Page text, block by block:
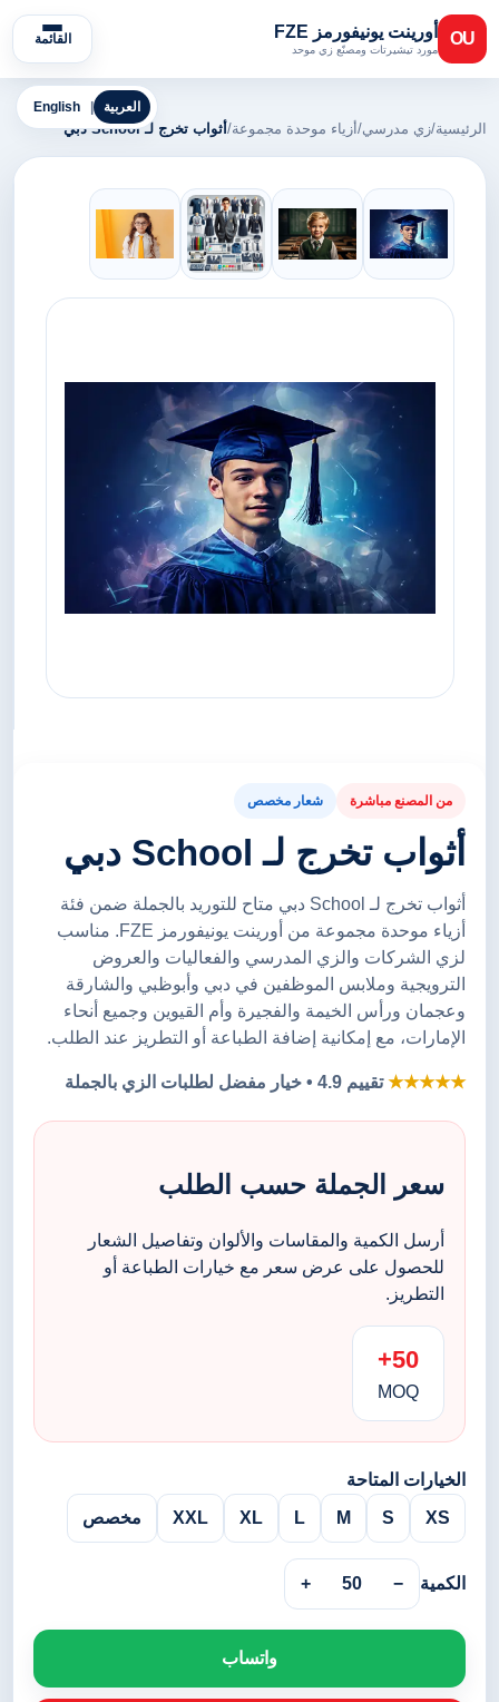
OU أورينت يونيفورمز FZE
مورد تيشيرتات ومصنّع زي موحد
القائمة
English العربية
الرئيسية/زي مدرسي/أزياء موحدة مجموعة/أثواب تخرج لـ School دبي
من المصنع مباشرة شعار مخصص
أثواب تخرج لـ School دبي
أثواب تخرج لـ School دبي متاح للتوريد بالجملة ضمن فئة
أزياء موحدة مجموعة من أورينت يونيفورمز FZE. مناسب
لزي الشركات والزي المدرسي والفعاليات والعروض
الترويجية وملابس الموظفين في دبي وأبوظبي والشارقة
وعجمان ورأس الخيمة والفجيرة وأم القيوين وجميع أنحاء
الإمارات، مع إمكانية إضافة الطباعة أو التطريز عند الطلب.
★★★★★تقييم 4.9 • خيار مفضل لطلبات الزي بالجملة
سعر الجملة حسب الطلب
أرسل الكمية والمقاسات والألوان وتفاصيل الشعار
للحصول على عرض سعر مع خيارات الطباعة أو
التطريز.
50+
MOQ
الخيارات المتاحة
XS
S
M
L
XL
XXL مخصص
الكمية −
50
+
واتساب